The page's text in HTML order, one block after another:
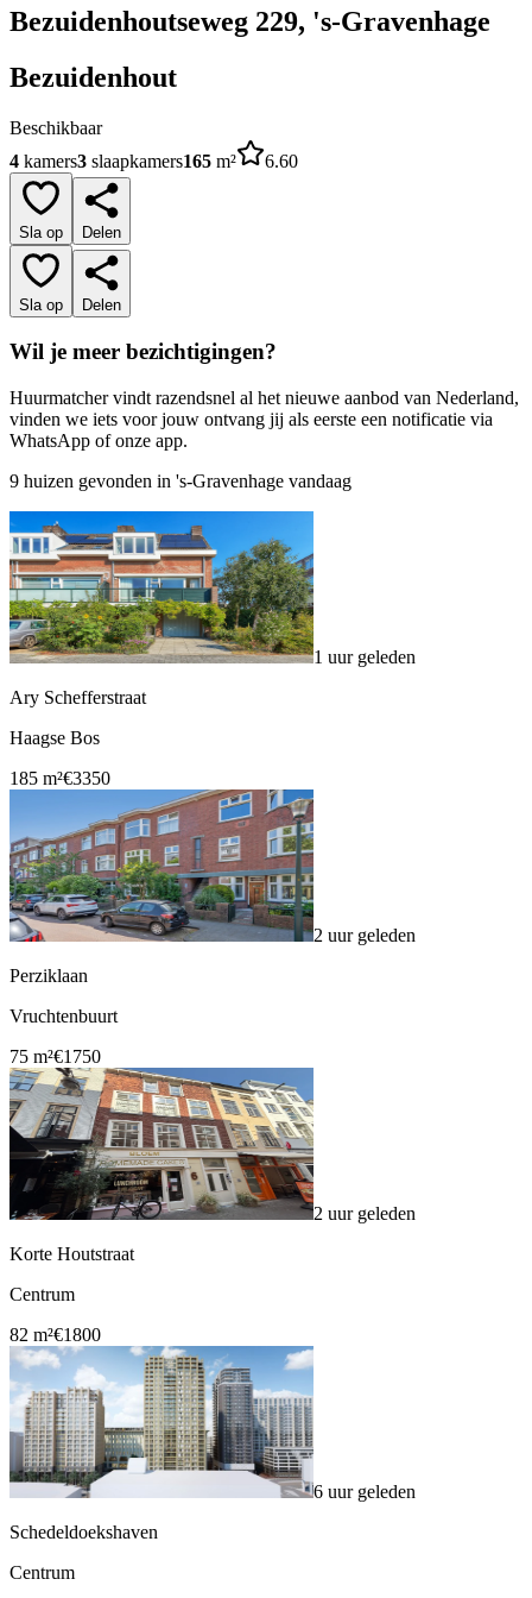
Bezuidenhoutseweg 229, 's-Gravenhage
Bezuidenhout
Beschikbaar
4 kamers3 slaapkamers165 m² 6.60
Sla op Delen
Sla op Delen
Wil je meer bezichtigingen?
Huurmatcher vindt razendsnel al het nieuwe aanbod van Nederland,
vinden we iets voor jouw ontvang jij als eerste een notificatie via
WhatsApp of onze app.
9 huizen gevonden in 's-Gravenhage vandaag
1 uur geleden
Ary Schefferstraat
Haagse Bos
185 m²€3350
2 uur geleden
Perziklaan
Vruchtenbuurt
75 m²€1750
2 uur geleden
Korte Houtstraat
Centrum
82 m²€1800
6 uur geleden
Schedeldoekshaven
Centrum